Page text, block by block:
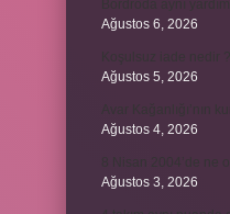
Ağustos 6, 2026
Ağustos 5, 2026
Ağustos 4, 2026
Ağustos 3, 2026